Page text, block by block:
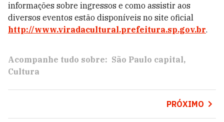
informações sobre ingressos e como assistir aos
diversos eventos estão disponíveis no site oficial
http://www.viradacultural.prefeitura.sp.gov.br.
Acompanhe tudo sobre: São Paulo capital
Cultura
PRÓXIMO